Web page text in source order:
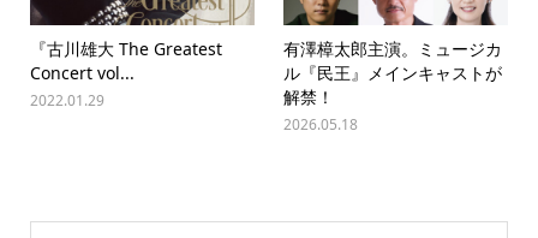
『古川雄大 The Greatest
Concert vol...
2022.01.29
有澤樟太郎主演。ミュージカ
ル『民王』メインキャストが
解禁！
2026.05.18